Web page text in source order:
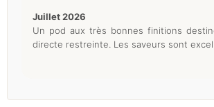
juillet 2026
Un pod aux très bonnes finitions
directe restreinte. Les saveurs sont